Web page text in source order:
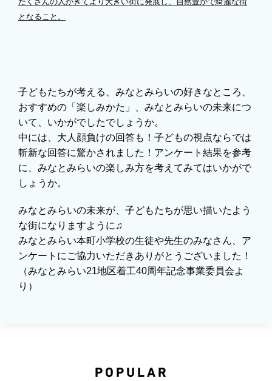
となること。
子どもたちが考える、みなとみらいの好きなところ、
おすすめの「楽しみかた」、みなとみらいの未来につ
いて、いかがでしたでしょうか。
中には、大人顔負けの回答も！子どもの視点ならでは
斬新な回答に驚かされました！アンケート結果を参考
に、みなとみらいの楽しみ方を考えてみてはいかがで
しょうか。
みなとみらいの未来が、子どもたちが思い描いたよう
な街になりますように♫
みなとみらい本町小学校の生徒や先生のみなさん、ア
ンケートにご協力いただきありがとうございました！
（みなとみらい21地区着工40周年記念事業委員会よ
り）
POPULAR